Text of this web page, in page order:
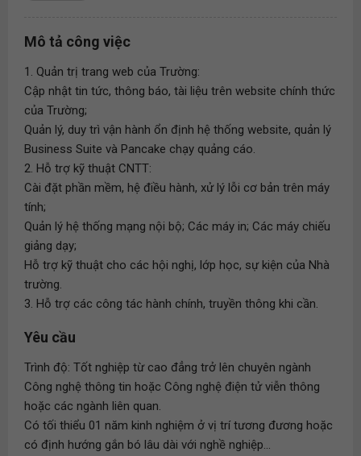
Mô tả công việc
1. Quản trị trang web của Trường:
Cập nhật tin tức, thông báo, tài liệu trên website chính thức
của Trường;
Quản lý, duy trì vận hành ổn định hệ thống website, quản lý
Business Suite và Pancake chạy quảng cáo.
2. Hỗ trợ kỹ thuật CNTT:
Cài đặt phần mềm, hệ điều hành, xử lý lỗi cơ bản trên máy
tính;
Quản lý hệ thống mạng nội bộ; Các máy in; Các máy chiếu
giảng dạy;
Hỗ trợ kỹ thuật cho các hội nghị, lớp học, sự kiện của Nhà
trường.
3. Hỗ trợ các công tác hành chính, truyền thông khi cần.
Yêu cầu
Trình độ: Tốt nghiệp từ cao đẳng trở lên chuyên ngành
Công nghệ thông tin hoặc Công nghệ điện tử viễn thông
hoặc các ngành liên quan.
Có tối thiểu 01 năm kinh nghiệm ở vị trí tương đương hoặc
có định hướng gắn bó lâu dài với nghề nghiệp...